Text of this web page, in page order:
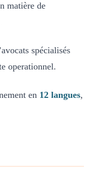
matière de
spécialisés
operationnel.
en 12 langues,